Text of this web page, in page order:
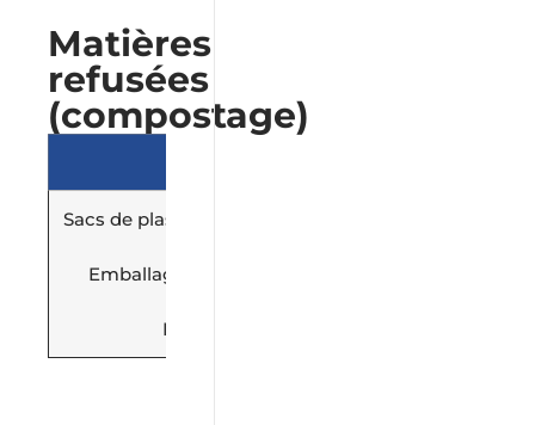
Matières
refusées
(compostage)
Sacs de plastique (même compostables ou
Emballages et contenants en verre, plastique ou
Pas de verre, de plastique ou de métal